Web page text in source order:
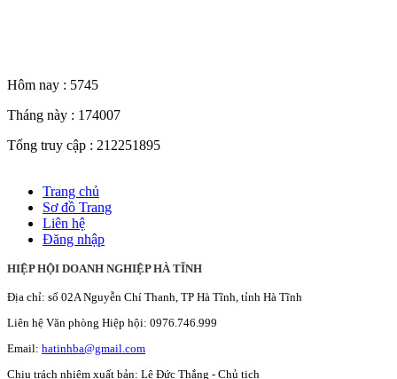
Hôm nay : 5745
Tháng này : 174007
Tổng truy cập : 212251895
Trang chủ
Sơ đồ Trang
Liên hệ
Đăng nhập
HIỆP HỘI DOANH NGHIỆP HÀ TĨNH
Địa chỉ: số 02A Nguyễn Chí Thanh, TP Hà Tĩnh, tỉnh Hà Tĩnh
Liên hệ Văn phòng Hiệp hội: 0976.746.999
Email: hatinhba@gmail.com
Chịu trách nhiệm xuất bản: Lê Đức Thắng - Chủ tịch